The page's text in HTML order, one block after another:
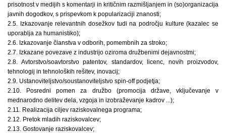
prisotnost v medijih s komentarji in kritičnim razmišljanjem in (so)organizacija
javnih dogodkov, s prispevkom k popularizaciji znanosti;
2.5. Izkazovanje relevantnih dosežkov tudi na področju kulture (kazalec se
uporablja za humanistiko);
2.6. Izkazovanje članstva v odborih, pomembnih za stroko;
2.7. Izkazane povezave z industrijo oziroma družbenimi dejavnostmi;
2.8. Avtorstvo/soavtorstvo patentov, standardov, licenc, novih proizvodov,
tehnologij in tehnoloških rešitev, inovacij;
2.9. Ustanoviteljstvo/soustanoviteljstvo spin-off podjetja;
2.10. Posredni pomen za družbo (promocija države, vključevanje v
mednarodno delitev dela, vzgoja in izobraževanje kadrov ...);
2.11. Realizacija ciljev raziskovalnega programa;
2.12. Pretok mladih raziskovalcev;
2.13. Gostovanje raziskovalcev;